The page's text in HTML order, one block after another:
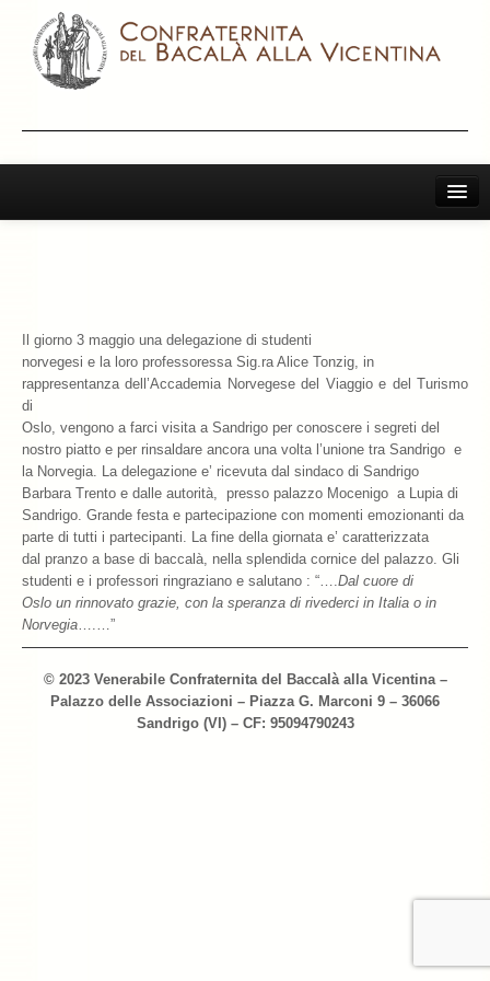
I Vini Consigliati
Storia e Leggenda
La Confraternita
Archivio 2019
Archivio 2018
Archivio 2017
Archivio 2010-2016
Bacalà Club
Il giorno 3 maggio una delegazione di studenti
norvegesi e la loro professoressa Sig.ra Alice Tonzig, in
rappresentanza dell’Accademia Norvegese del Viaggio e del Turismo
di
Oslo, vengono a farci visita a Sandrigo per conoscere i segreti del
nostro piatto e per rinsaldare ancora una volta l’unione tra Sandrigo e
la Norvegia. La delegazione e’ ricevuta dal sindaco di Sandrigo
Barbara Trento e dalle autorità, presso palazzo Mocenigo a Lupia di
Sandrigo. Grande festa e partecipazione con momenti emozionanti da
parte di tutti i partecipanti. La fine della giornata e’ caratterizzata
dal pranzo a base di baccalà, nella splendida cornice del palazzo. Gli
studenti e i professori ringraziano e salutano : “….Dal cuore di
Oslo un rinnovato grazie, con la speranza di rivederci in Italia o in
Norvegia….…”
© 2023 Venerabile Confraternita del Baccalà alla Vicentina –
Palazzo delle Associazioni – Piazza G. Marconi 9 – 36066
Sandrigo (VI) – CF: 95094790243